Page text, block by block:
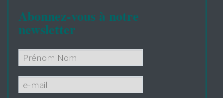
Abonnez-vous à notre
newsletter